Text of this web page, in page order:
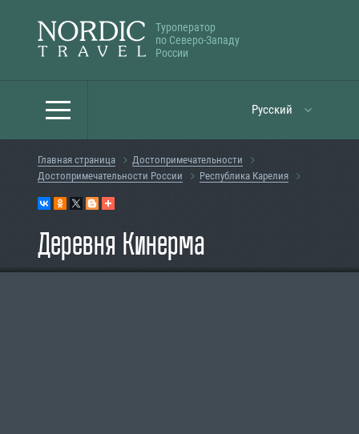
Туроператор
по Северо-Западу
России
Русский
Главная страница
Достопримечательности
Достопримечательности России
Республика Карелия
Деревня Кинерма